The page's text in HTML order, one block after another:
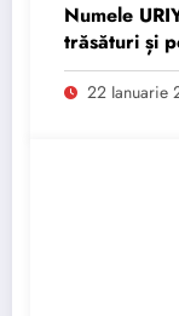
Numele
trăsături și
22 Ianuarie